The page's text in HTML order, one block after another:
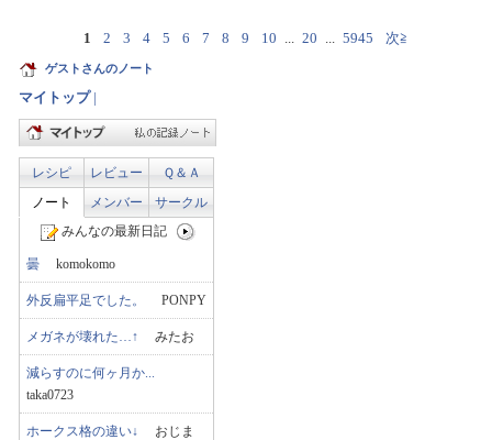
1 2 3 4 5 6 7 8 9 10 ... 20 ... 5945 次≧
ゲストさんのノート
マイトップ|
レシピ レビュー
Ｑ＆Ａ
ノート
メンバー
サークル
みんなの最新日記
曇 komokomo
外反扁平足でした。 PONPY
メガネが壊れた…↑ みたお
減らすのに何ヶ月か...
taka0723
ホークス格の違い↓ おじま